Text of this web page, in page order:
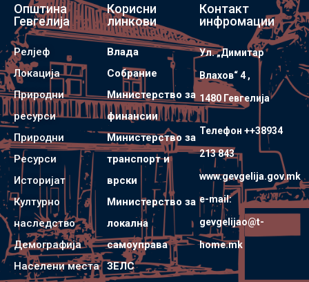
Општина
Гевгелија
Релјеф
Локација
Природни
ресурси
Природни
Ресурси
Историјат
Културно
наследство
Демографија
Населени места
Корисни
линкови
Влада
Собрание
Министерство за
финансии
Министерство за
транспорт и
врски
Министерство за
локална
самоуправа
ЗЕЛС
Контакт
инфромации
Ул. „Димитар
Влахов“ 4 ,
1480 Гевгелијa
Телефон ++38934
213 843
www.gevgelija.gov.mk
e-mail:
gevgelijao@t-
home.mk